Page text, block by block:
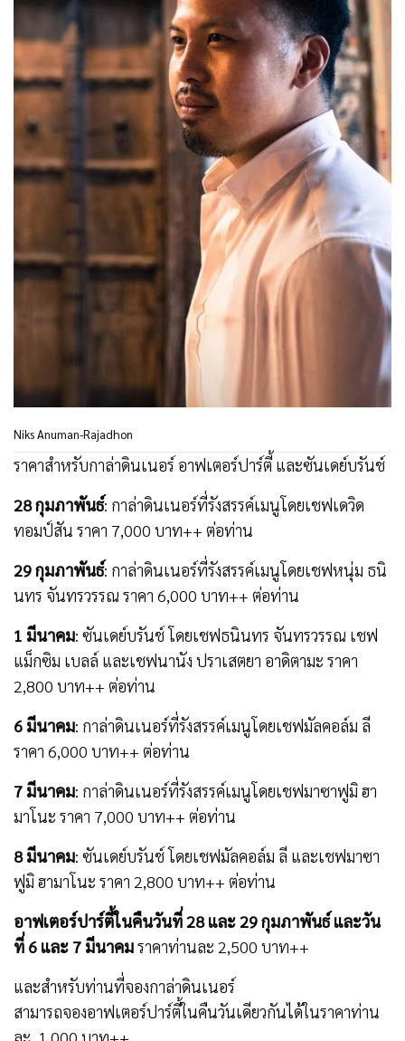
Niks Anuman-Rajadhon
ราคาสำหรับกาล่าดินเนอร์ อาฟเตอร์ปาร์ตี้ และซันเดย์บรันช์
28กุมภาพันธ์: กาล่าดินเนอร์ที่รังสรรค์เมนูโดยเชฟเดวิด
ทอมป์สัน ราคา 7,000 บาท++ ต่อท่าน
29กุมภาพันธ์: กาล่าดินเนอร์ที่รังสรรค์เมนูโดยเชฟหนุ่ม ธนิ
นทร จันทรวรรณ ราคา 6,000 บาท++ ต่อท่าน
1 มีนาคม: ซันเดย์บรันช์ โดยเชฟธนินทร จันทรวรรณ เชฟ
แม็กซิม เบลล์ และเชฟนานัง ปราเสตยา อาดิตามะ ราคา
2,800 บาท++ ต่อท่าน
6 มีนาคม: กาล่าดินเนอร์ที่รังสรรค์เมนูโดยเชฟมัลคอล์ม ลี
ราคา 6,000 บาท++ ต่อท่าน
7 มีนาคม: กาล่าดินเนอร์ที่รังสรรค์เมนูโดยเชฟมาซาฟูมิ ฮา
มาโนะ ราคา 7,000 บาท++ ต่อท่าน
8มีนาคม: ซันเดย์บรันช์ โดยเชฟมัลคอล์ม ลี และเชฟมาซา
ฟูมิ ฮามาโนะ ราคา 2,800 บาท++ ต่อท่าน
อาฟเตอร์ปาร์ตี้ในคืนวันที่28 และ 29 กุมภาพันธ์ และวัน
ที่ 6 และ 7 มีนาคมราคาท่านละ 2,500 บาท++
และสำหรับท่านที่จองกาล่าดินเนอร์
สามารถจองอาฟเตอร์ปาร์ตี้ในคืนวันเดียวกันได้ในราคาท่าน